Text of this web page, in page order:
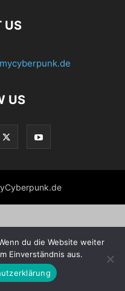
US
US
du die Website weiter
Einverständnis aus.